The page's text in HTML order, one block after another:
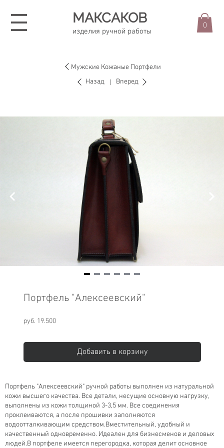
МАКСАКОВ
изделия ручной работы
0
Мужские Кожаные Портфели
Назад
Вперед
Портфель "Алексеевский"
руб. 19.500
Добавить в корзину
Портфель "Алексеевский" ручной работы выполнен из натуральной
кожи высшего качества. Все детали, несущие основную нагрузку,
выполнены из кожи толщиной 3-3,5 мм. Все соединения
проклеиваются, а после прошивки заполняются
водоотталкивающим средством.Вместительный, удобный и
качественный одновременно. Идеален для бизнесменов и деловых
людей.В портфеле имеется перегородка, которая делит основное